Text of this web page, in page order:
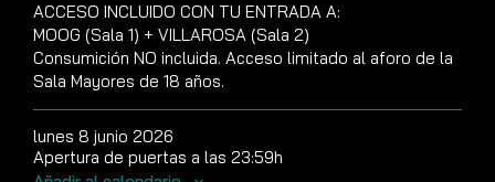
ACCESO INCLUIDO CON TU ENTRADA A:
MOOG (Sala 1) + VILLAROSA (Sala 2)
Consumición NO incluida. Acceso limitado al aforo de la
Sala Mayores de 18 años.
lunes 8 junio 2026
Apertura de puertas a las 23:59h